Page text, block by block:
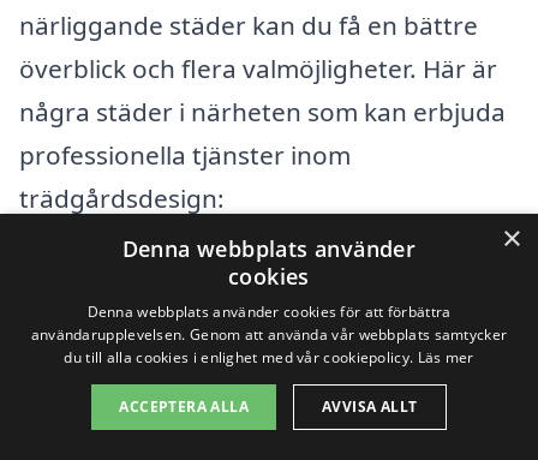
närliggande städer kan du få en bättre
överblick och flera valmöjligheter. Här är
några städer i närheten som kan erbjuda
professionella tjänster inom
trädgårdsdesign:
Kopparberg
Hallstahammar
×
Denna webbplats använder
cookies
Denna webbplats använder cookies för att förbättra
användarupplevelsen. Genom att använda vår webbplats samtycker
du till alla cookies i enlighet med vår cookiepolicy. Läs mer
ACCEPTERA ALLA AVVISA ALLT